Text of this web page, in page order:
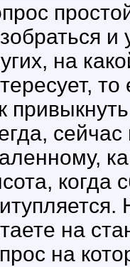
на
когда
на
на